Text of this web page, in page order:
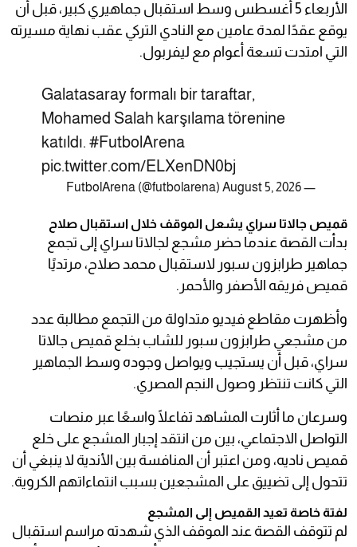
الأربعاء 5 أغسطس وسط استقبال جماهيري كبير، قبل أن
يوقع عقدًا لمدة عامين مع النادي التركي عقب نهاية مسيرته
التي امتدت تسعة أعوام مع ليفربول.
Galatasaray formalı bir taraftar,
Mohamed Salah karşılama törenine
katıldı. #FutbolArena
pic.twitter.com/ELXenDN0bj
— FutbolArena (@futbolarena)
August 5, 2026
قميص جالاتا سراي يشعل الموقف خلال استقبال صلاح
بدأت القصة عندما حضر مشجع لجالاتا سراي إلى تجمع
جماهير طرابزون سبور لاستقبال محمد صلاح، مرتديًا
قميص فريقه الأصفر والأحمر.
وأظهرت مقاطع فيديو متداولة من التجمع مطالبة عدد
من مشجعي طرابزون سبور للشاب بخلع قميص جالاتا
سراي، قبل أن يستجيب ويواصل وجوده وسط الجماهير
التي كانت تنتظر وصول النجم المصري.
وسرعان ما أثارت المشاهد تفاعلًا واسعًا عبر منصات
التواصل الاجتماعي، بين من انتقد إجبار المشجع على خلع
قميص ناديه، ومن اعتبر أن المنافسة بين الأندية لا ينبغي أن
تتحول إلى تضييق على المشجعين بسبب انتماءاتهم الكروية.
لفتة خاصة تعيد القميص إلى المشجع
لم تتوقف القصة عند الموقف الذي شهدته مراسم استقبال